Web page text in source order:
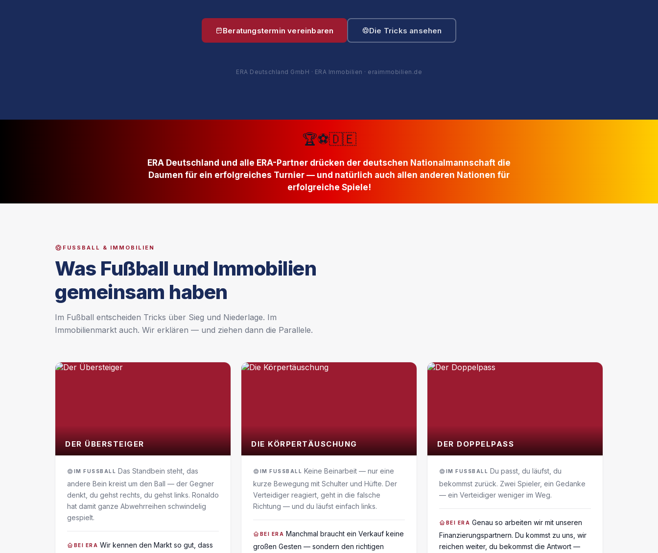
Beratungstermin vereinbaren Die Tricks ansehen
ERA Deutschland GmbH · ERA Immobilien · eraimmobilien.de
🏆⚽🇩🇪
ERA Deutschland und alle ERA-Partner drücken der deutschen Nationalmannschaft die
Daumen für ein erfolgreiches Turnier — und natürlich auch allen anderen Nationen für
erfolgreiche Spiele!
FUSSBALL & IMMOBILIEN
Was Fußball und Immobilien
gemeinsam haben
Im Fußball entscheiden Tricks über Sieg und Niederlage. Im
Immobilienmarkt auch. Wir erklären — und ziehen dann die Parallele.
DER ÜBERSTEIGER
IM FUSSBALL
Das Standbein steht, das
andere Bein kreist um den Ball — der Gegner
denkt, du gehst rechts, du gehst links. Ronaldo
hat damit ganze Abwehrreihen schwindelig
gespielt.
BEI ERA Wir kennen den Markt so gut, dass
DIE KÖRPERTÄUSCHUNG
IM FUSSBALL
Keine Beinarbeit — nur eine
kurze Bewegung mit Schulter und Hüfte. Der
Verteidiger reagiert, geht in die falsche
Richtung — und du läufst einfach links.
BEI ERA Manchmal braucht ein Verkauf keine
großen Gesten — sondern den richtigen
DER DOPPELPASS
IM FUSSBALL
Du passt, du läufst, du
bekommst zurück. Zwei Spieler, ein Gedanke
— ein Verteidiger weniger im Weg.
BEI ERA Genau so arbeiten wir mit unseren
Finanzierungspartnern. Du kommst zu uns, wir
reichen weiter, du bekommst die Antwort —